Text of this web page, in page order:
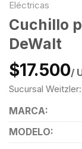
Eléctricas
Cuchillo
DeWalt
$17.500/
Sucursal
MARCA:
MODELO: